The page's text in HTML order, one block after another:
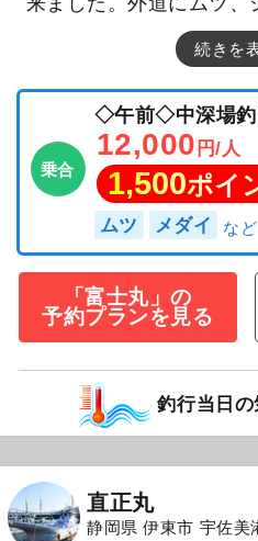
続きを
乗合
◇午前◇中深場釣
12,000 円/人
1,500ポイ
ムツ メダイ
「富士丸」の
予約プランを見る
釣行当日
直正丸
静岡県 伊東市 宇佐美